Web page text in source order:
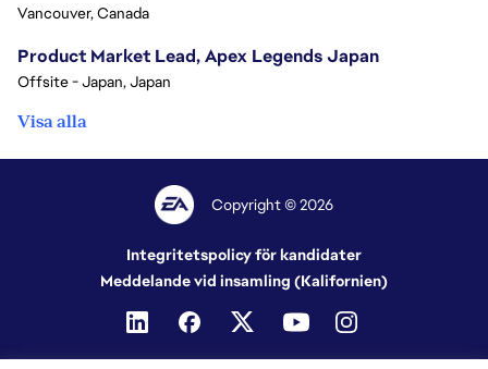
Vancouver, Canada
Product Market Lead, Apex Legends Japan
Offsite - Japan, Japan
Visa alla
Copyright © 2026
Integritetspolicy för kandidater
Meddelande vid insamling (Kalifornien)